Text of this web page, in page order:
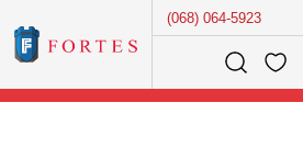
(068) 064-5923
Розумний пошук...